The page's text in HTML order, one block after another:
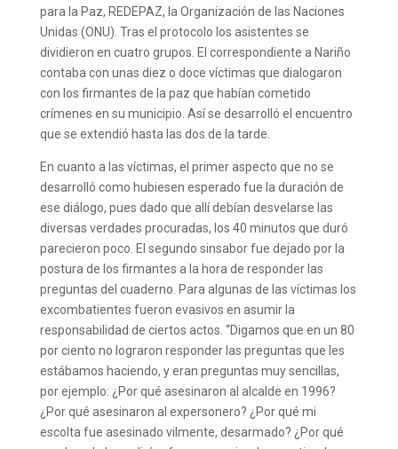
para la Paz, REDEPAZ, la Organización de las Naciones
Unidas (ONU). Tras el protocolo los asistentes se
dividieron en cuatro grupos. El correspondiente a Nariño
contaba con unas diez o doce víctimas que dialogaron
con los firmantes de la paz que habían cometido
crímenes en su municipio. Así se desarrolló el encuentro
que se extendió hasta las dos de la tarde.
En cuanto a las víctimas, el primer aspecto que no se
desarrolló como hubiesen esperado fue la duración de
ese diálogo, pues dado que allí debían desvelarse las
diversas verdades procuradas, los 40 minutos que duró
parecieron poco. El segundo sinsabor fue dejado por la
postura de los firmantes a la hora de responder las
preguntas del cuaderno. Para algunas de las víctimas los
excombatientes fueron evasivos en asumir la
responsabilidad de ciertos actos. “Digamos que en un 80
por ciento no lograron responder las preguntas que les
estábamos haciendo, y eran preguntas muy sencillas,
por ejemplo: ¿Por qué asesinaron al alcalde en 1996?
¿Por qué asesinaron al expersonero? ¿Por qué mi
escolta fue asesinado vilmente, desarmado? ¿Por qué